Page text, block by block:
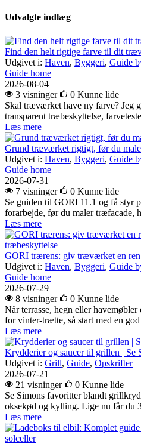
Udvalgte indlæg
Find den helt rigtige farve til dit
Udgivet i: Haven, Byggeri, Guide
Guide home
2026-08-04
3 visninger
0 Kunne lide
Skal træværket have ny farve? Jeg
transparent træbeskyttelse,
Læs mere
Grund træværket rigtigt, før du
Udgivet i: Haven, Byggeri, Guide
Guide home
2026-07-31
7 visninger
0 Kunne lide
Se guiden til GORI 11.1 og få styr
forarbejde, før du maler træfacade,
Læs mere
GORI trærens: giv træværket en
Udgivet i: Haven, Byggeri, Guide
Guide home
2026-07-29
8 visninger
0 Kunne lide
Når terrasse, hegn eller
for vinter-trætte, så start med en god
Læs mere
Krydderier og saucer til grillen | Se
Udgivet i: Grill, Guide, Opskrifter
2026-07-21
21 visninger
0 Kunne lide
Se Simons favoritter blandt
oksekød og kylling. Lige nu får du
Læs mere